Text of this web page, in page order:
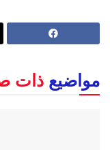
مواضيع ذات